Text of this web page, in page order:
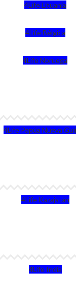
4Life Lituania
4Life Bélgica
4Life Noruega
4Life Papúa Nueva
4Life Kazajstán
4Life India